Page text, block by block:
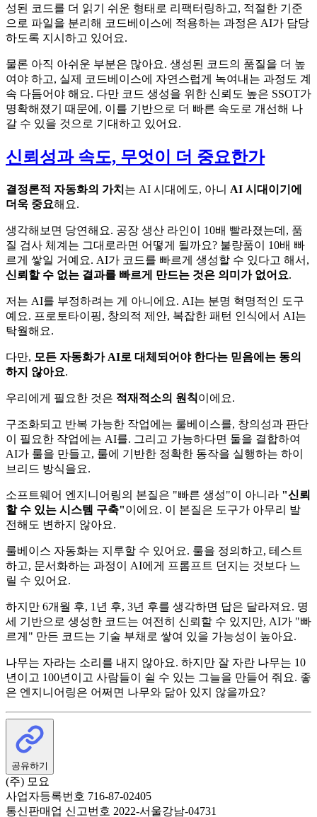
성된 코드를 더 읽기 쉬운 형태로 리팩터링하고, 적절한 기준
으로 파일을 분리해 코드베이스에 적용하는 과정은 AI가 담당
하도록 지시하고 있어요.
물론 아직 아쉬운 부분은 많아요. 생성된 코드의 품질을 더 높
여야 하고, 실제 코드베이스에 자연스럽게 녹여내는 과정도 계
속 다듬어야 해요. 다만 코드 생성을 위한 신뢰도 높은 SSOT가
명확해졌기 때문에, 이를 기반으로 더 빠른 속도로 개선해 나
갈 수 있을 것으로 기대하고 있어요.
신뢰성과 속도, 무엇이 더 중요한가
결정론적 자동화의 가치 는 AI 시대에도, 아니 AI 시대이기에
더욱 중요해요.
생각해보면 당연해요. 공장 생산 라인이 10배 빨라졌는데, 품
질 검사 체계는 그대로라면 어떻게 될까요? 불량품이 10배 빠
르게 쌓일 거예요. AI가 코드를 빠르게 생성할 수 있다고 해서,
신뢰할 수 없는 결과를 빠르게 만드는 것은 의미가 없어요.
저는 AI를 부정하려는 게 아니에요. AI는 분명 혁명적인 도구
예요. 프로토타이핑, 창의적 제안, 복잡한 패턴 인식에서 AI는
탁월해요.
다만, 모든 자동화가 AI로 대체되어야 한다는 믿음에는 동의
하지 않아요.
우리에게 필요한 것은 적재적소의 원칙이에요.
구조화되고 반복 가능한 작업에는 룰베이스를, 창의성과 판단
이 필요한 작업에는 AI를. 그리고 가능하다면 둘을 결합하여
AI가 룰을 만들고, 룰에 기반한 정확한 동작을 실행하는 하이
브리드 방식을요.
소프트웨어 엔지니어링의 본질은 "빠른 생성"이 아니라 "신뢰
할 수 있는 시스템 구축"이에요. 이 본질은 도구가 아무리 발
전해도 변하지 않아요.
룰베이스 자동화는 지루할 수 있어요. 룰을 정의하고, 테스트
하고, 문서화하는 과정이 AI에게 프롬프트 던지는 것보다 느
릴 수 있어요.
하지만 6개월 후, 1년 후, 3년 후를 생각하면 답은 달라져요. 명
세 기반으로 생성한 코드는 여전히 신뢰할 수 있지만, AI가 "빠
르게" 만든 코드는 기술 부채로 쌓여 있을 가능성이 높아요.
나무는 자라는 소리를 내지 않아요. 하지만 잘 자란 나무는 10
년이고 100년이고 사람들이 쉴 수 있는 그늘을 만들어 줘요. 좋
은 엔지니어링은 어쩌면 나무와 닮아 있지 않을까요?
공유하기
(주) 모요
사업자등록번호 716-87-02405
통신판매업 신고번호 2022-서울강남-04731